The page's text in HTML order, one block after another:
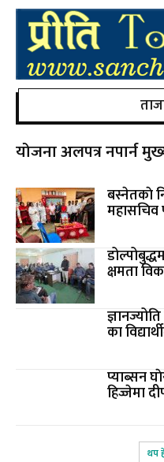
योजना अलपत्र नपार्न
बस्नेतकाे
महासचिव
क्षमता
का
प्याब्सन
हिज्जेमा
थप